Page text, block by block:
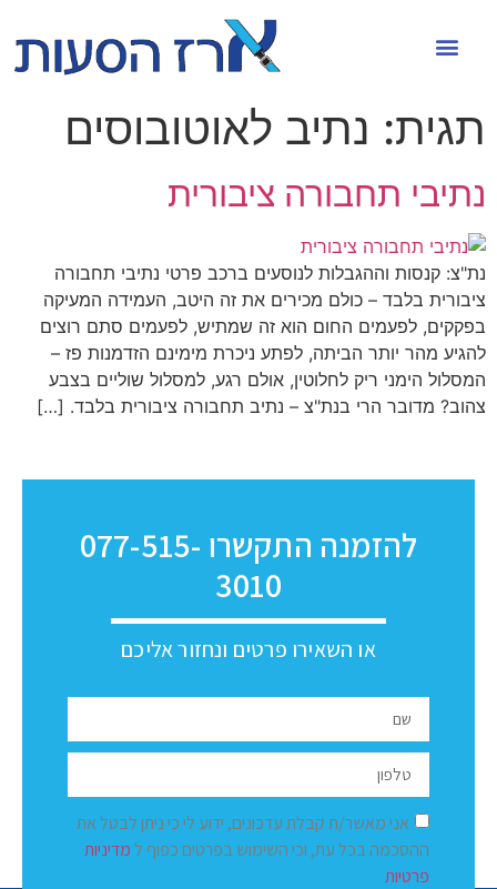
תגית: נתיב לאוטובוסים
נתיבי תחבורה ציבורית
נת"צ: קנסות וההגבלות לנוסעים ברכב פרטי נתיבי תחבורה
ציבורית בלבד – כולם מכירים את זה היטב, העמידה המעיקה
בפקקים, לפעמים החום הוא זה שמתיש, לפעמים סתם רוצים
להגיע מהר יותר הביתה, לפתע ניכרת מימינם הזדמנות פז –
המסלול הימני ריק לחלוטין, אולם רגע, למסלול שוליים בצבע
צהוב? מדובר הרי בנת"צ – נתיב תחבורה ציבורית בלבד. […]
להזמנה התקשרו 077-515-
3010
או השאירו פרטים ונחזור אליכם
אני מאשר/ת קבלת עדכונים, ידוע לי כי ניתן לבטל את
ההסכמה בכל עת, וכי השימוש בפרטים כפוף למדיניות
פרטיות